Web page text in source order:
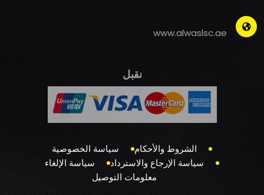
www.alwaslsc.ae
نقبل
الشروط والأحكام
سياسة الخصوصية
سياسة الإرجاع والاسترداد
سياسة الإلغاء
معلومات التوصيل